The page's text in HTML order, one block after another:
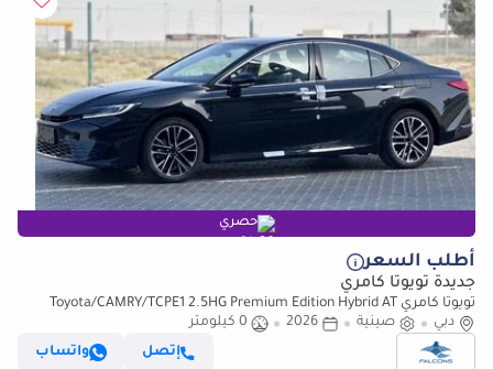
حصري
أطلب السعر
جديدة تويوتا كامري
تويوتا كامري Toyota/CAMRY/TCPE1 2.5HG Premium Edition Hybrid AT
(للتصدير فقط)
دبي صينية 2026
0 كيلومتر
إتصل
واتساب